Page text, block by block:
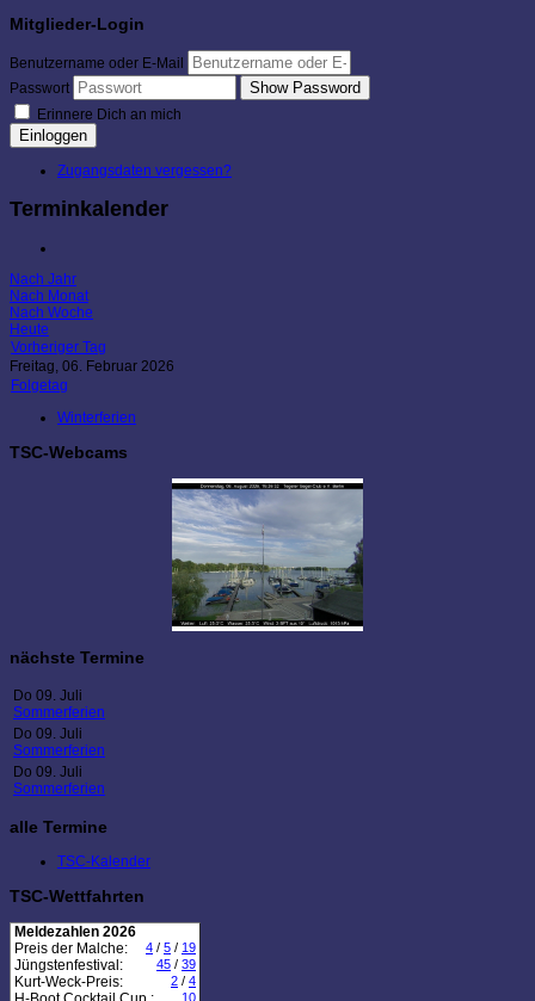
Mitglieder-Login
Benutzername oder E-Mail
Passwort
Show Password
Erinnere Dich an mich
Einloggen
Zugangsdaten vergessen?
Terminkalender
Nach Jahr
Nach Monat
Nach Woche
Heute
Vorheriger Tag
Freitag, 06. Februar 2026
Folgetag
Winterferien
TSC-Webcams
nächste Termine
Do 09. Juli
Sommerferien
Do 09. Juli
Sommerferien
Do 09. Juli
Sommerferien
alle Termine
TSC-Kalender
TSC-Wettfahrten
Meldezahlen 2026
Preis der Malche:
4 / 5 / 19
Jüngstenfestival: 45 / 39
Kurt-Weck-Preis: 2 / 4
10